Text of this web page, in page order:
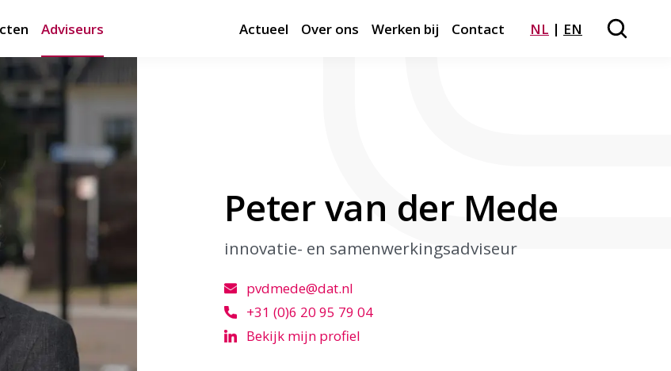
Zoeken
Adviseurs Actueel Over ons Werken bij Contact NL EN
Peter van der Mede
innovatie- en samenwerkingsadviseur
pvdmede@dat.nl
+31 (0)6 20 95 79 04
Bekijk mijn profiel